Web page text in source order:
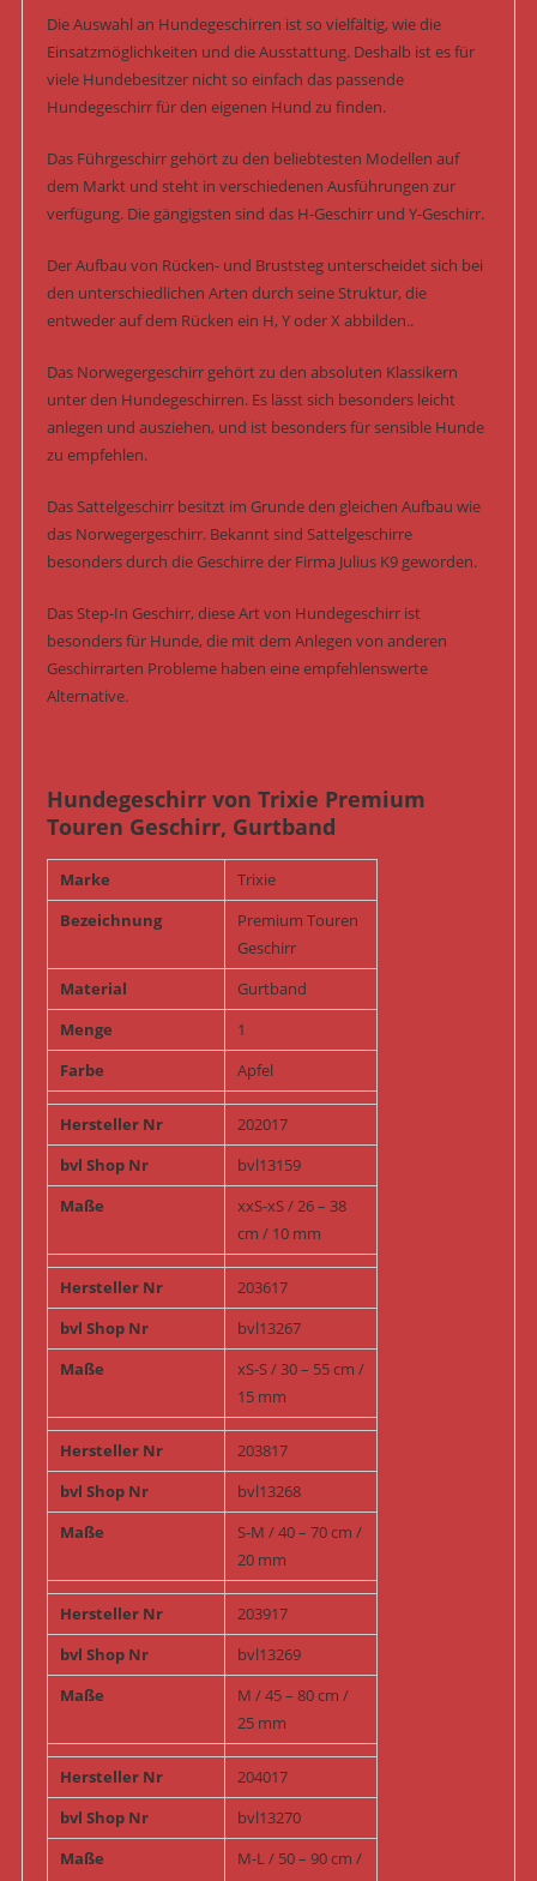
Die Auswahl an Hundegeschirren ist so vielfältig, wie die
Einsatzmöglichkeiten und die Ausstattung. Deshalb ist es für
viele Hundebesitzer nicht so einfach das passende
Hundegeschirr für den eigenen Hund zu finden.
Das Führgeschirr gehört zu den beliebtesten Modellen auf
dem Markt und steht in verschiedenen Ausführungen zur
verfügung. Die gängigsten sind das H-Geschirr und Y-Geschirr.
Der Aufbau von Rücken- und Bruststeg unterscheidet sich bei
den unterschiedlichen Arten durch seine Struktur, die
entweder auf dem Rücken ein H, Y oder X abbilden..
Das Norwegergeschirr gehört zu den absoluten Klassikern
unter den Hundegeschirren. Es lässt sich besonders leicht
anlegen und ausziehen, und ist besonders für sensible Hunde
zu empfehlen.
Das Sattelgeschirr besitzt im Grunde den gleichen Aufbau wie
das Norwegergeschirr. Bekannt sind Sattelgeschirre
besonders durch die Geschirre der Firma Julius K9 geworden.
Das Step-In Geschirr, diese Art von Hundegeschirr ist
besonders für Hunde, die mit dem Anlegen von anderen
Geschirrarten Probleme haben eine empfehlenswerte
Alternative.
Hundegeschirr von Trixie Premium
Touren Geschirr, Gurtband
Marke
Trixie
Bezeichnung
Premium Touren
Geschirr
Material
Gurtband
Menge
1
Farbe
Apfel
Hersteller Nr
202017
bvl Shop Nr
bvl13159
Maße
xxS-xS / 26 – 38
cm / 10 mm
Hersteller Nr
203617
bvl Shop Nr
bvl13267
Maße
xS-S / 30 – 55 cm /
15 mm
Hersteller Nr
203817
bvl Shop Nr
bvl13268
Maße
S-M / 40 – 70 cm /
20 mm
Hersteller Nr
203917
bvl Shop Nr
bvl13269
Maße
M / 45 – 80 cm /
25 mm
Hersteller Nr
204017
bvl Shop Nr
bvl13270
Maße
M-L / 50 – 90 cm /